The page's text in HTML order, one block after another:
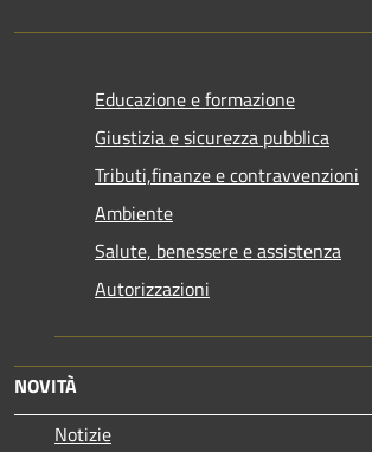
Educazione e formazione
Giustizia e sicurezza pubblica
Tributi,finanze e contravvenzioni
Ambiente
Salute, benessere e assistenza
Autorizzazioni
NOVITÀ
Notizie